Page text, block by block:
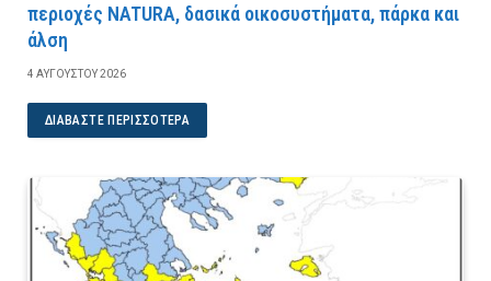
περιοχές NATURA, δασικά οικοσυστήματα, πάρκα και
άλση
4 ΑΥΓΟΎΣΤΟΥ 2026
ΔΙΑΒΆΣΤΕ ΠΕΡΙΣΣΌΤΕΡΑ